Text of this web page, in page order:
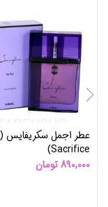
Sacrifice)
890,000 تومان